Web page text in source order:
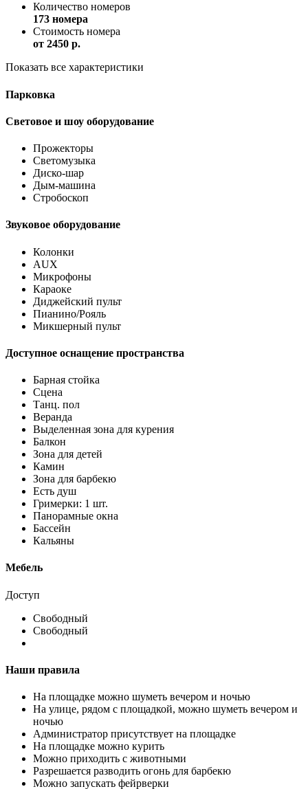
Количество номеров
173 номера
Стоимость номера
от 2450 p.
Показать все характеристики
Парковка
Световое и шоу оборудование
Прожекторы
Светомузыка
Диско-шар
Дым-машина
Стробоскоп
Звуковое оборудование
Колонки
AUX
Микрофоны
Караоке
Диджейский пульт
Пианино/Рояль
Микшерный пульт
Доступное оснащение пространства
Барная стойка
Сцена
Танц. пол
Веранда
Выделенная зона для курения
Балкон
Зона для детей
Камин
Зона для барбекю
Есть душ
Гримерки: 1 шт.
Панорамные окна
Бассейн
Кальяны
Мебель
Доступ
Свободный
Свободный
Наши правила
На площадке можно шуметь вечером и ночью
На улице, рядом с площадкой, можно шуметь вечером и
ночью
Администратор присутствует на площадке
На площадке можно курить
Можно приходить с животными
Разрешается разводить огонь для барбекю
Можно запускать фейрверки